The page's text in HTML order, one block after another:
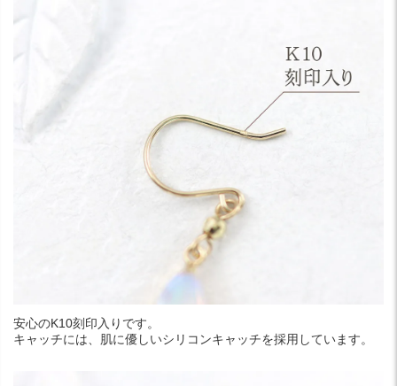
安心のK10刻印入りです。
キャッチには、肌に優しいシリコンキャッチを採用しています。